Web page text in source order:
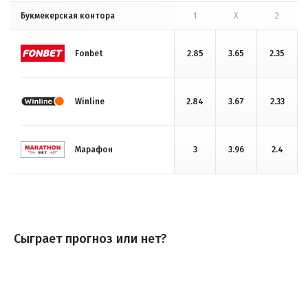
Букмекерская контора 1 X 2
Fonbet 2.85 3.65 2.35
Winline 2.84 3.67 2.33
Марафон 3 3.96 2.4
Сыграет прогноз или нет?